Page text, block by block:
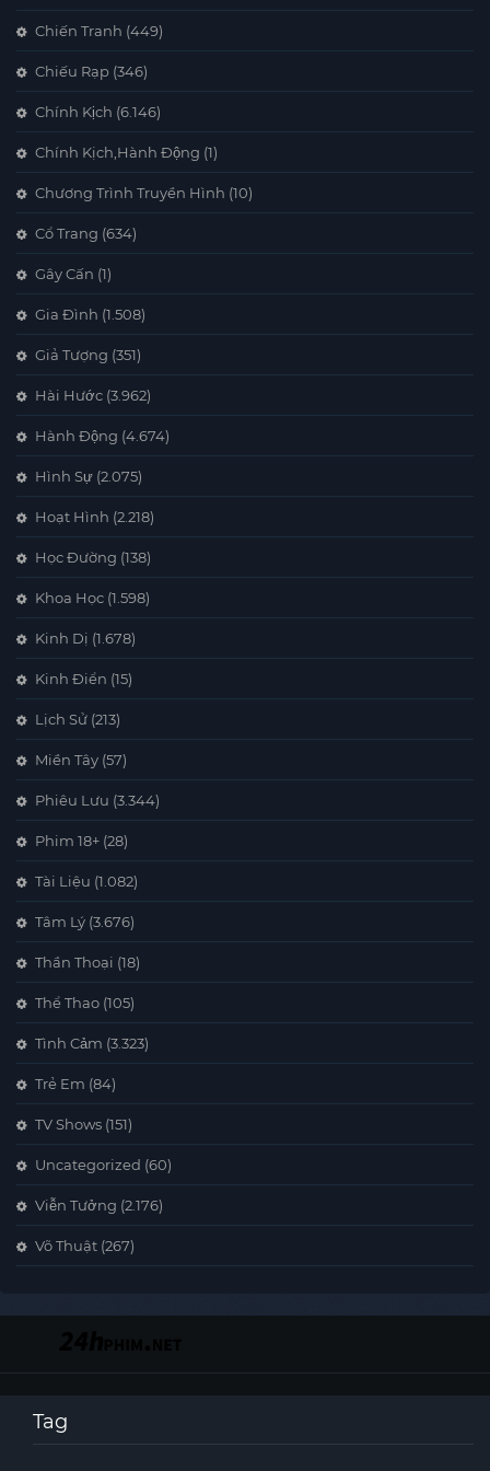
Chiến Tranh (449)
Chiếu Rạp (346)
Chính Kịch (6.146)
Chính Kịch,Hành Động (1)
Chương Trình Truyền Hình (10)
Cổ Trang (634)
Gây Cấn (1)
Gia Đình (1.508)
Giả Tượng (351)
Hài Hước (3.962)
Hành Động (4.674)
Hình Sự (2.075)
Hoạt Hình (2.218)
Học Đường (138)
Khoa Học (1.598)
Kinh Dị (1.678)
Kinh Điển (15)
Lịch Sử (213)
Miền Tây (57)
Phiêu Lưu (3.344)
Phim 18+ (28)
Tài Liệu (1.082)
Tâm Lý (3.676)
Thần Thoại (18)
Thể Thao (105)
Tình Cảm (3.323)
Trẻ Em (84)
TV Shows (151)
Uncategorized (60)
Viễn Tưởng (2.176)
Võ Thuật (267)
Tag